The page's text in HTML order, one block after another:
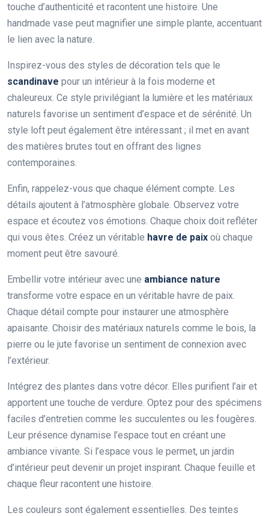
touche d’authenticité et racontent une histoire. Une
handmade vase peut magnifier une simple plante, accentuant
le lien avec la nature.
Inspirez-vous des styles de décoration tels que le
scandinave pour un intérieur à la fois moderne et
chaleureux. Ce style privilégiant la lumière et les matériaux
naturels favorise un sentiment d’espace et de sérénité. Un
style loft peut également être intéressant ; il met en avant
des matières brutes tout en offrant des lignes
contemporaines.
Enfin, rappelez-vous que chaque élément compte. Les
détails ajoutent à l’atmosphère globale. Observez votre
espace et écoutez vos émotions. Chaque choix doit refléter
qui vous êtes. Créez un véritable havre de paix où chaque
moment peut être savouré.
Embellir votre intérieur avec une ambiance nature
transforme votre espace en un véritable havre de paix.
Chaque détail compte pour instaurer une atmosphère
apaisante. Choisir des matériaux naturels comme le bois, la
pierre ou le jute favorise un sentiment de connexion avec
l’extérieur.
Intégrez des plantes dans votre décor. Elles purifient l’air et
apportent une touche de verdure. Optez pour des spécimens
faciles d’entretien comme les succulentes ou les fougères.
Leur présence dynamise l’espace tout en créant une
ambiance vivante. Si l’espace vous le permet, un jardin
d’intérieur peut devenir un projet inspirant. Chaque feuille et
chaque fleur racontent une histoire.
Les couleurs sont également essentielles. Des teintes